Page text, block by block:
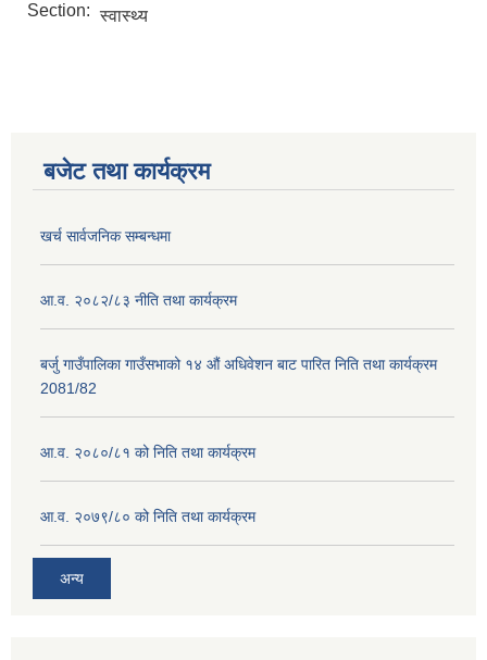
Section: स्वास्थ्य
बजेट तथा कार्यक्रम
खर्च सार्वजनिक सम्बन्धमा
आ.व. २०८२/८३ नीति तथा कार्यक्रम
बर्जु गाउँपालिका गाउँसभाको १४ औं अधिवेशन बाट पारित निति तथा कार्यक्रम
2081/82
आ.व. २०८०/८१ को निति तथा कार्यक्रम
आ.व. २०७९/८० को निति तथा कार्यक्रम
अन्य